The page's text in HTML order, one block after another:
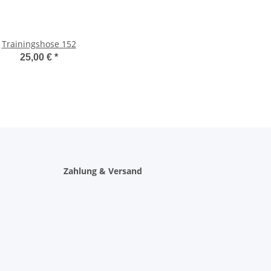
Trainingshose 152
25,00 € *
Zahlung & Versand